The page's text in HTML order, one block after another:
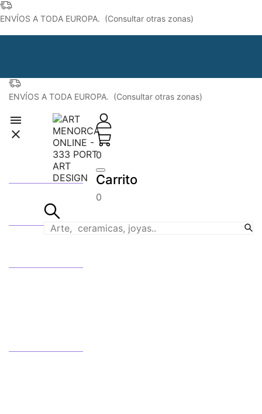
ENVÍOS A TODA EUROPA. (Consultar otras zonas)
ENVÍOS A TODA EUROPA. (Consultar otras zonas)


Cerámica
Joyeria
0
Carrito
0